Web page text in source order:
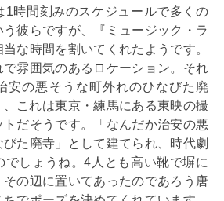
1時間刻みのスケジュールで多くの
彼らですが、『ミュージック・ラ
な時間を割いてくれたようです。
で雰囲気のあるロケーション。それ
安の悪そうな町外れのひなびた廃
これは東京・練馬にある東映の撮
だそうです。「なんだか治安の悪
た廃寺」として建てられ、時代劇
でしょうね。4人とも高い靴で塀に
その辺に置いてあったのであろう唐